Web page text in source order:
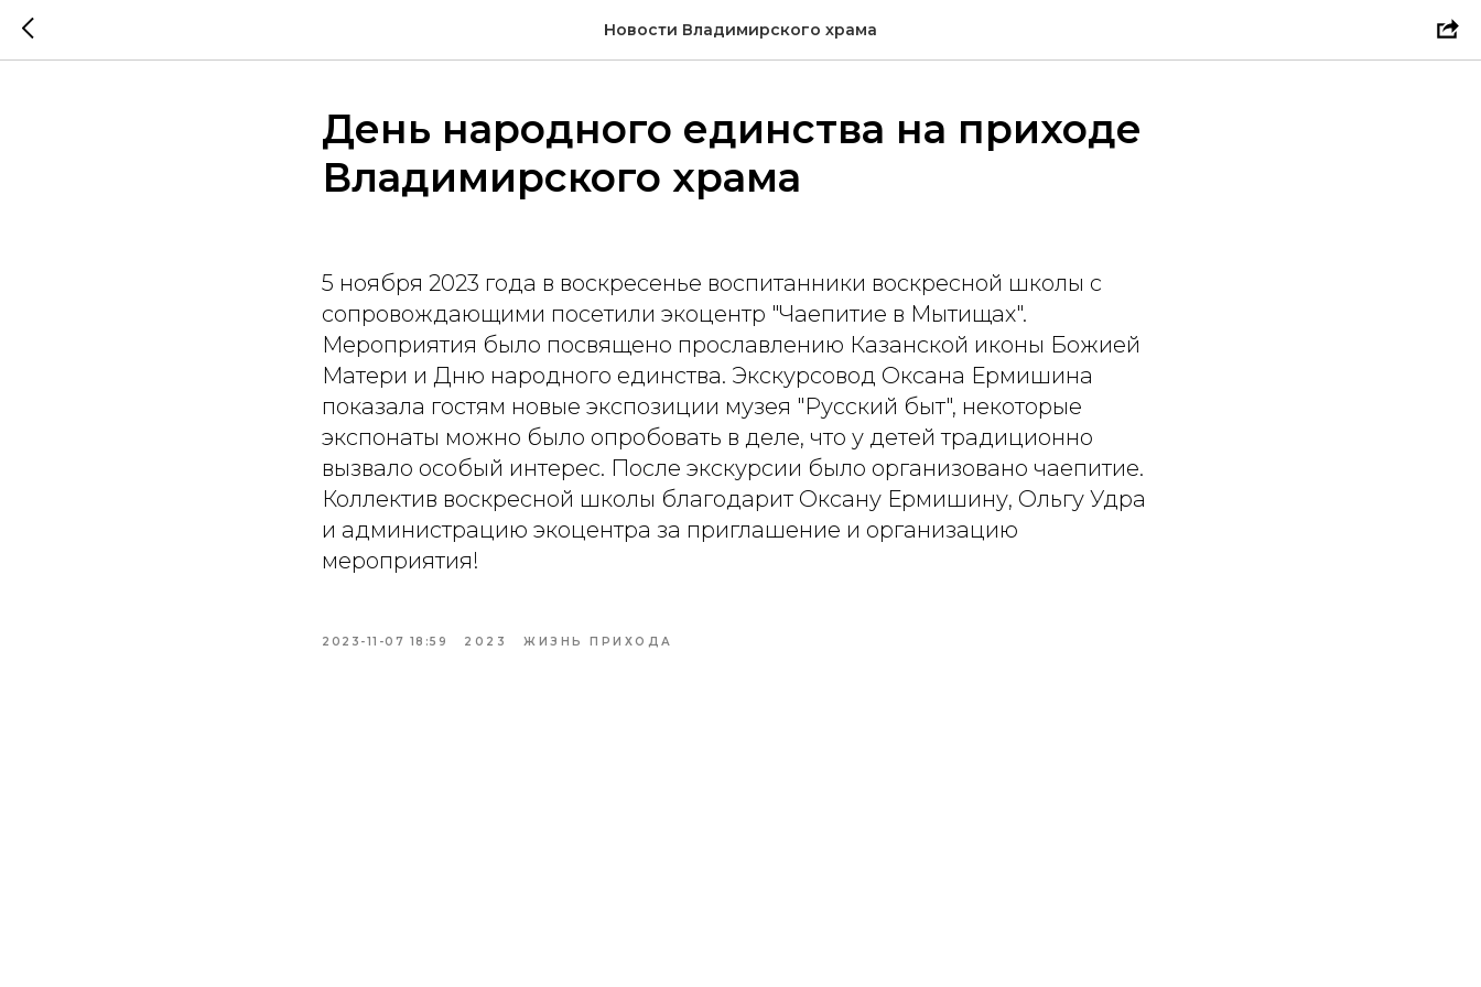
Новости Владимирского храма
День народного единства на приходе
Владимирского храма
5 ноября 2023 года в воскресенье воспитанники воскресной школы с
сопровождающими посетили экоцентр "Чаепитие в Мытищах".
Мероприятия было посвящено прославлению Казанской иконы Божией
Матери и Дню народного единства. Экскурсовод Оксана Ермишина
показала гостям новые экспозиции музея "Русский быт", некоторые
экспонаты можно было опробовать в деле, что у детей традиционно
вызвало особый интерес. После экскурсии было организовано чаепитие.
Коллектив воскресной школы благодарит Оксану Ермишину, Ольгу Удра
и администрацию экоцентра за приглашение и организацию
мероприятия!
2023-11-07 18:59 2023 ЖИЗНЬ ПРИХОДА